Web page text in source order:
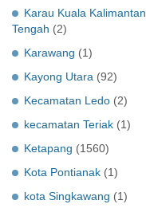
Karau Kuala Kalimantan
Tengah (2)
Karawang (1)
Kayong Utara (92)
Kecamatan Ledo (2)
kecamatan Teriak (1)
Ketapang (1560)
Kota Pontianak (1)
kota Singkawang (1)